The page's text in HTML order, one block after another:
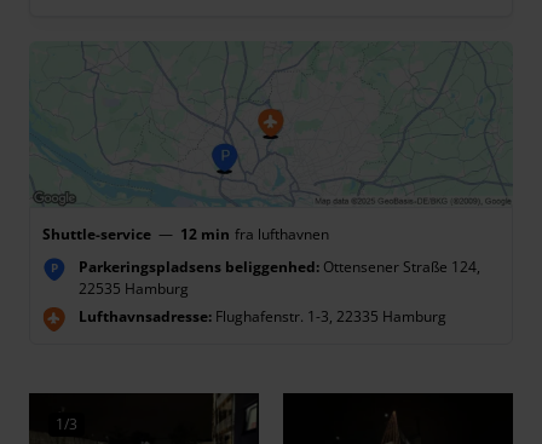
Shuttle-service — 12 min fra lufthavnen
P Parkeringspladsens beliggenhed: Ottensener Straße 124,
22535 Hamburg
Lufthavnsadresse: Flughafenstr. 1-3, 22335 Hamburg
1/3